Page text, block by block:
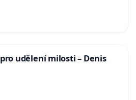
udělení milosti – Denis